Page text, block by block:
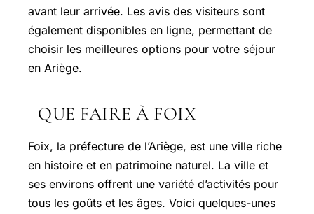
avant leur arrivée. Les avis des visiteurs sont
également disponibles en ligne, permettant de
choisir les meilleures options pour votre séjour
en Ariège.
QUE FAIRE À FOIX
Foix, la préfecture de l’Ariège, est une ville riche
en histoire et en patrimoine naturel. La ville et
ses environs offrent une variété d’activités pour
tous les goûts et les âges. Voici quelques-unes